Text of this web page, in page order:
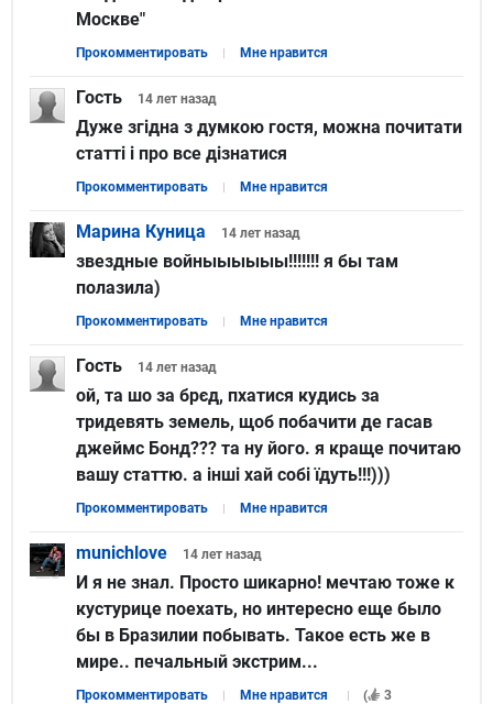
Москве"
Прокомментировать Мне нравится
Гость 14 лет назад
Дуже згідна з думкою гостя, можна почитати
статті і про все дізнатися
Прокомментировать Мне нравится
Марина Куница 14 лет назад
звездные войныыыыыы!!!!!!! я бы там
полазила)
Прокомментировать Мне нравится
Гость 14 лет назад
ой, та шо за брєд, пхатися кудись за
тридевять земель, щоб побачити де гасав
джеймс Бонд??? та ну його. я краще почитаю
вашу статтю. а інші хай собі їдуть!!!)))
Прокомментировать Мне нравится
munichlove 14 лет назад
И я не знал. Просто шикарно! мечтаю тоже к
кустурице поехать, но интересно еще было
бы в Бразилии побывать. Такое есть же в
мире.. печальный экстрим...
Прокомментировать Мне нравится (
3